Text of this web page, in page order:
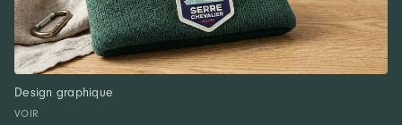
Design graphique
VOIR